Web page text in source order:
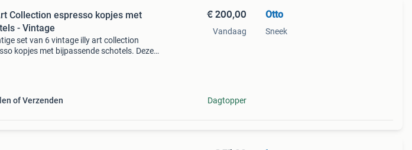
Collection espresso kopjes met
- Vintage
set van 6 vintage illy art collection
kopjes met bijpassende schotels. Deze
of Verzenden
€ 200,00
Vandaag
Dagtopper
Otto
Sneek